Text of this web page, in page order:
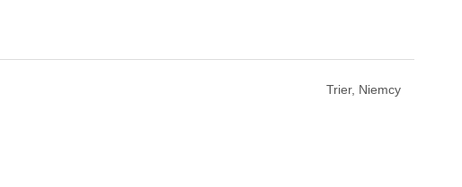
Trier, Niemcy